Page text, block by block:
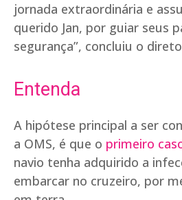
jornada extraordinária e
querido Jan, por guiar seus
segurança”, concluiu o
Entenda
A hipótese principal a ser
a OMS, é que o primeiro
navio tenha adquirido a
embarcar no cruzeiro, por